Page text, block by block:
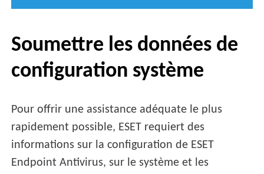
Soumettre les données de
configuration système
Pour offrir une assistance adéquate le plus
rapidement possible, ESET requiert des
informations sur la configuration de ESET
Endpoint Antivirus, sur le système et les